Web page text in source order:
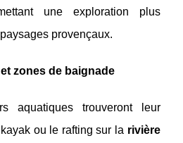
une exploration plus
provençaux.
zones de baignade
aquatiques trouveront leur
ou le rafting sur la rivière